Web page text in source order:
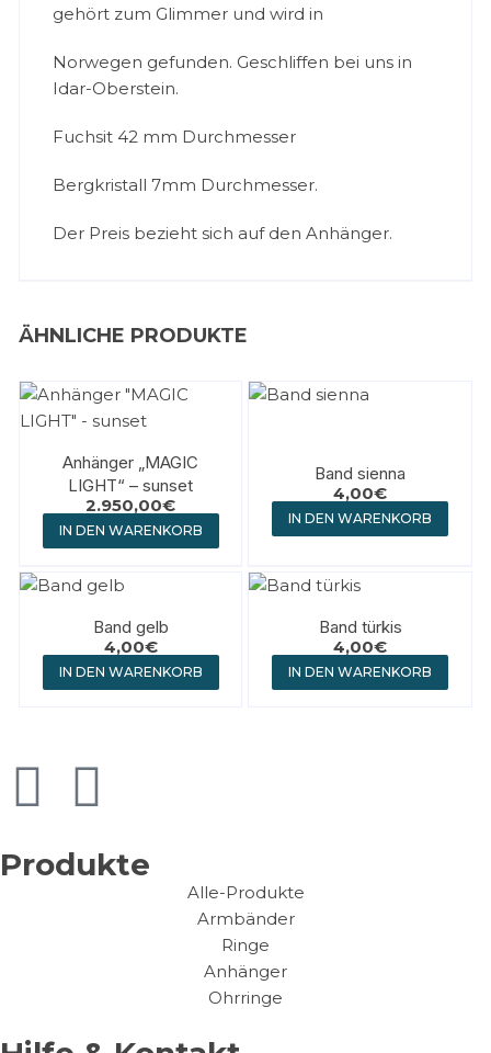
gehört zum Glimmer und wird in
Norwegen gefunden. Geschliffen bei uns in
Idar-Oberstein.
Fuchsit 42 mm Durchmesser
Bergkristall 7mm Durchmesser.
Der Preis bezieht sich auf den Anhänger.
ÄHNLICHE PRODUKTE
Anhänger „MAGIC
LIGHT“ – sunset
2.950,00€
IN DEN WARENKORB
Band sienna
4,00€
IN DEN WARENKORB
Band gelb
4,00€
IN DEN WARENKORB
Band türkis
4,00€
IN DEN WARENKORB
Produkte
Alle-Produkte
Armbänder
Ringe
Anhänger
Ohrringe